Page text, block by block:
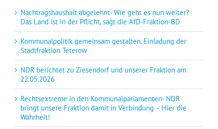
Nachtragshaushalt abgelehnt- Wie geht es nun weiter?
Das Land ist in der Pflicht, sagt die AfD-Fraktion-BD
Kommunalpolitik gemeinsam gestalten. Einladung der
Stadtfraktion Teterow
NDR berichtet zu Ziesendorf und unserer Fraktion am
22.05.2026
Rechtsextreme in den Kommunalparlamenten- NDR
bringt unsere Fraktion damit in Verbindung – Hier die
Wahrheit!